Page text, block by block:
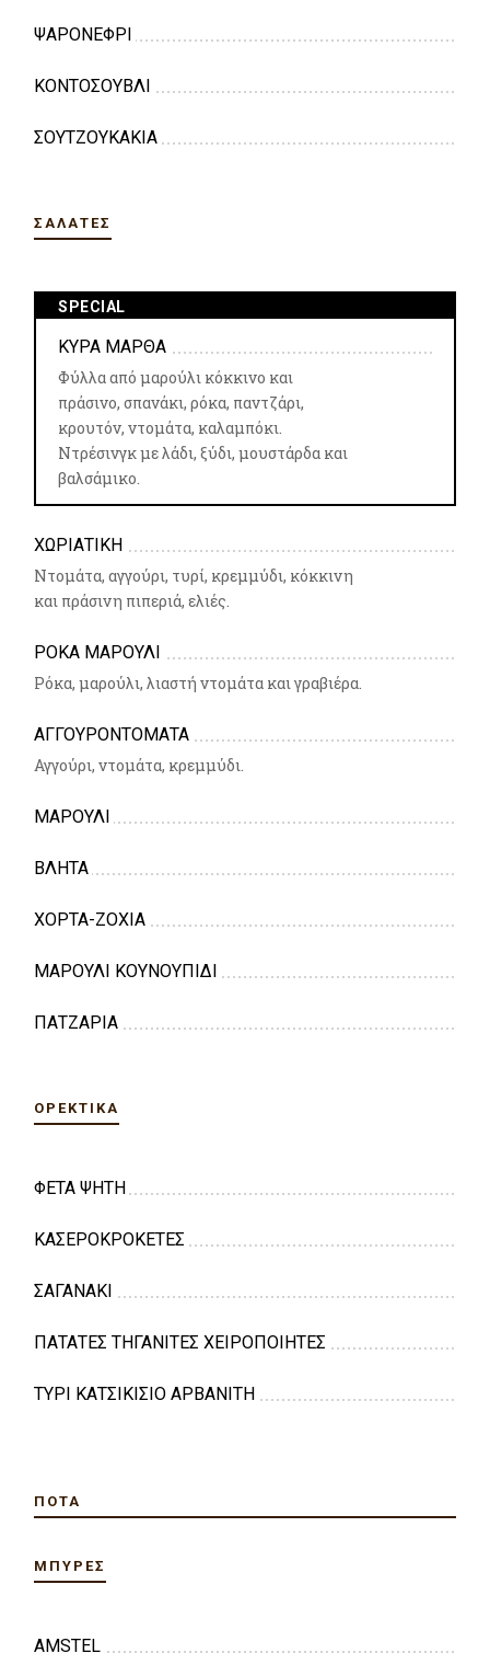
ΨΑΡΟΝΕΦΡΙ
ΚΟΝΤΟΣΟΥΒΛΙ
ΣΟΥΤΖΟΥΚΑΚΙΑ
ΣΑΛΆΤΕΣ
SPECIAL
ΚΥΡΑ ΜΑΡΘΑ
Φύλλα από μαρούλι κόκκινο και
πράσινο, σπανάκι, ρόκα, παντζάρι,
κρουτόν, ντομάτα, καλαμπόκι.
Ντρέσινγκ με λάδι, ξύδι, μουστάρδα και
βαλσάμικο.
ΧΩΡΙΑΤΙΚΗ
Ντομάτα, αγγούρι, τυρί, κρεμμύδι, κόκκινη
και πράσινη πιπεριά, ελιές.
ΡΟΚΑ ΜΑΡΟΥΛΙ
Ρόκα, μαρούλι, λιαστή ντομάτα και γραβιέρα.
ΑΓΓΟΥΡΟΝΤΟΜΑΤΑ
Αγγούρι, ντομάτα, κρεμμύδι.
ΜΑΡΟΥΛΙ
ΒΛΗΤΑ
ΧΟΡΤΑ-ΖΟΧΙΑ
ΜΑΡΟΥΛΙ ΚΟΥΝΟΥΠΙΔΙ
ΠΑΤΖΑΡΙΑ
ΟΡΕΚΤΙΚΆ
ΦΕΤΑ ΨΗΤΗ
ΚΑΣΕΡΟΚΡΟΚΕΤΕΣ
ΣΑΓΑΝΑΚΙ
ΠΑΤΑΤΕΣ ΤΗΓΑΝΙΤΕΣ ΧΕΙΡΟΠΟΙΗΤΕΣ
ΤΥΡΙ ΚΑΤΣΙΚΙΣΙΟ ΑΡΒΑΝΙΤΗ
ΠΟΤΆ
ΜΠΎΡΕΣ
AMSTEL